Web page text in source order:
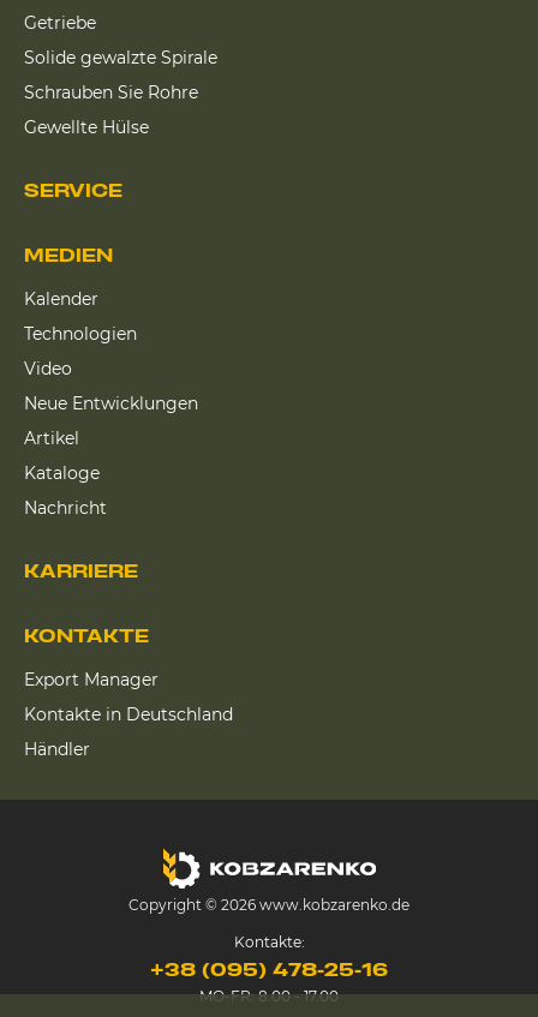
Getriebe
Solide gewalzte Spirale
Schrauben Sie Rohre
Gewellte Hülse
SERVICE
KARRIERE
MEDIEN
Kalender
Technologien
Video
Neue Entwicklungen
Artikel
Kataloge
Nachricht
KONTAKTE
Export Manager
Kontakte in Deutschland
Händler
Copyright © 2026 www.kobzarenko.de
Kontakte:
+38 (095) 478-25-16
MO-FR: 8.00 - 17.00